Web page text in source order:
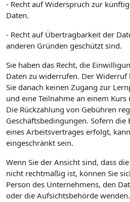
- Recht auf Widerspruch zur
Daten.
- Recht auf Übertragbarkeit der
anderen Gründen geschützt sind.
Sie haben das Recht, die
Daten zu widerrufen. Der Widerruf
Sie danach keinen Zugang zur
und eine Teilnahme an einem
Die Rückzahlung von Gebühren
Geschäftsbedingungen. Sofern
eines Arbeitsvertrages erfolgt,
eingeschränkt sein.
Wenn Sie der Ansicht sind, dass
nicht rechtmäßig ist, können Sie
Person des Unternehmens, den
oder die Aufsichtsbehörde wenden.